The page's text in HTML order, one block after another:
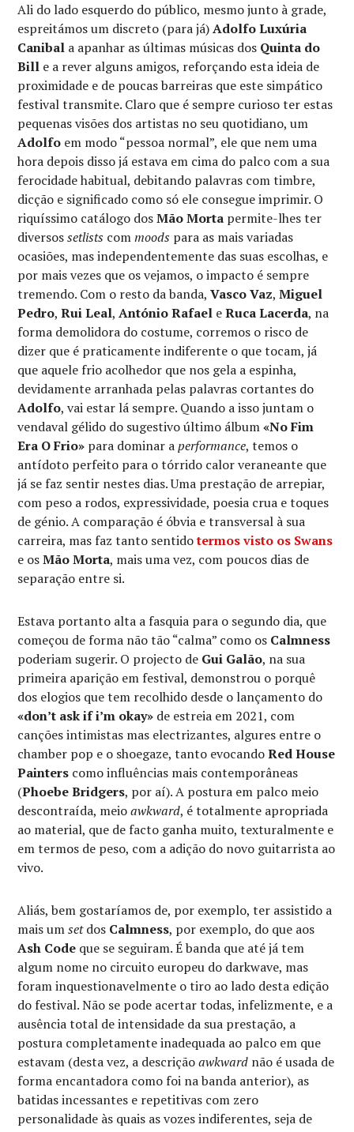
Ali do lado esquerdo do público, mesmo junto à grade,
espreitámos um discreto (para já)Adolfo Luxúria
Canibal a apanhar as últimas músicas dos Quinta do
Bill e a rever alguns amigos, reforçando esta ideia de
proximidade e de poucas barreiras que este simpático
festival transmite. Claro que é sempre curioso ter estas
pequenas visões dos artistas no seu quotidiano, um
Adolfo em modo “pessoa normal”, ele que nem uma
hora depois disso já estava em cima do palco com a sua
ferocidade habitual, debitando palavras com timbre,
dicção e significado como só ele consegue imprimir. O
riquíssimo catálogo dosMão Morta permite-lhes ter
diversossetlists commoods para as mais variadas
ocasiões, mas independentemente das suas escolhas, e
por mais vezes que os vejamos, o impacto é sempre
tremendo. Com o resto da banda,Vasco Vaz,Miguel
Pedro,Rui Leal,António Rafael eRuca Lacerda, na
forma demolidora do costume, corremos o risco de
dizer que é praticamente indiferente o que tocam, já
que aquele frio acolhedor que nos gela a espinha,
devidamente arranhada pelas palavras cortantes do
Adolfo, vai estar lá sempre. Quando a isso juntam o
vendaval gélido do sugestivo último álbum«No Fim
Era O Frio» para dominar aperformance, temos o
antídoto perfeito para o tórrido calor veraneante que
já se faz sentir nestes dias. Uma prestação de arrepiar,
com peso a rodos, expressividade, poesia crua e toques
de génio. A comparação é óbvia e transversal à sua
carreira, mas faz tanto sentidotermos visto os Swans
e osMão Morta, mais uma vez, com poucos dias de
separação entre si.
Estava portanto alta a fasquia para o segundo dia, que
começou de forma não tão “calma” como os Calmness
poderiam sugerir. O projecto de Gui Galão, na sua
primeira aparição em festival, demonstrou o porquê
dos elogios que tem recolhido desde o lançamento do
«don’t ask if i’m okay» de estreia em 2021, com
canções intimistas mas electrizantes, algures entre o
chamber pop e o shoegaze, tanto evocandoRed House
Painters como influências mais contemporâneas
(Phoebe Bridgers, por aí). A postura em palco meio
descontraída, meioawkward, é totalmente apropriada
ao material, que de facto ganha muito, texturalmente e
em termos de peso, com a adição do novo guitarrista ao
vivo.
Aliás, bem gostaríamos de, por exemplo, ter assistido a
mais umsetdos Calmness, por exemplo, do que aos
Ash Code que se seguiram. É banda que até já tem
algum nome no circuito europeu do darkwave, mas
foram inquestionavelmente o tiro ao lado desta edição
do festival. Não se pode acertar todas, infelizmente, e a
ausência total de intensidade da sua prestação, a
postura completamente inadequada ao palco em que
estavam (desta vez, a descriçãoawkward não é usada de
forma encantadora como foi na banda anterior), as
batidas incessantes e repetitivas com zero
personalidade às quais as vozes indiferentes, seja de